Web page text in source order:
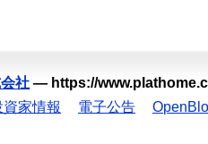
社 — https://
家情報 電子公告